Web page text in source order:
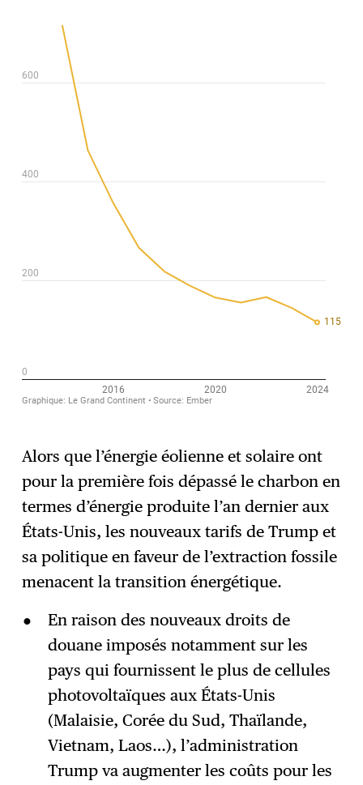
Alors que l’énergie éolienne et solaire ont
pour la première fois dépassé le charbon en
termes d’énergie produite l’an dernier aux
États-Unis, les nouveaux tarifs de Trump et
sa politique en faveur de l’extraction fossile
menacent la transition énergétique.
En raison des nouveaux droits de
douane imposés notamment sur les
pays qui fournissent le plus de cellules
photovoltaïques aux États-Unis
(Malaisie, Corée du Sud, Thaïlande,
Vietnam, Laos…), l’administration
Trump va augmenter les coûts pour les